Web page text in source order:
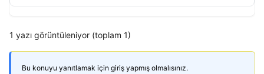
1 yazı görüntüleniyor (toplam 1)
Bu konuyu yanıtlamak için giriş yapmış olmalısınız.